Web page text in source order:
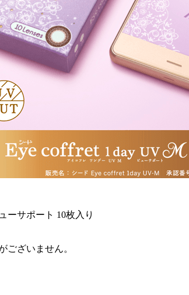
ーサポート 10枚入り
ございません。